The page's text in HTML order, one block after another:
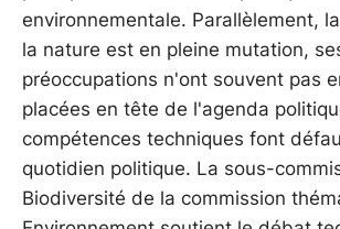
environnementale. Parallèlement,
la nature est en pleine mutation,
préoccupations n'ont souvent pas
placées en tête de l'agenda
compétences techniques font
quotidien politique. La sous-
Biodiversité de la commission